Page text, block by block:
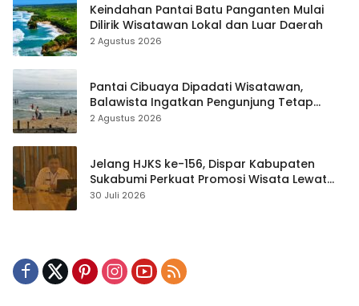
Keindahan Pantai Batu Panganten Mulai
Dilirik Wisatawan Lokal dan Luar Daerah
2 Agustus 2026
Pantai Cibuaya Dipadati Wisatawan,
Balawista Ingatkan Pengunjung Tetap
Waspada
2 Agustus 2026
Jelang HJKS ke-156, Dispar Kabupaten
Sukabumi Perkuat Promosi Wisata Lewat
Publikasi Digital
30 Juli 2026